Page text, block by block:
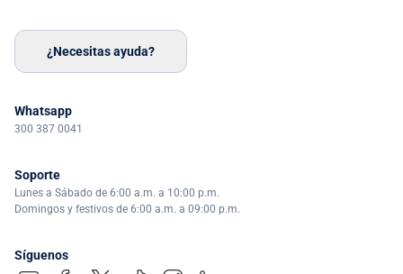
¿Necesitas ayuda?
Whatsapp
300 387 0041
Soporte
Lunes a Sábado de 6:00 a.m. a 10:00 p.m.
Domingos y festivos de 6:00 a.m. a 09:00 p.m.
Síguenos